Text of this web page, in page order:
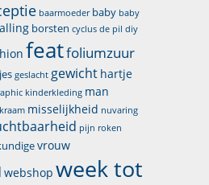
baarmoeder baby baby
borsten cyclus de pil diy
featfoliumzuur
geslacht gewicht hartje
kinderkleding man
misselijkheid nuvaring
pijn roken
vrouw
webshop week tot